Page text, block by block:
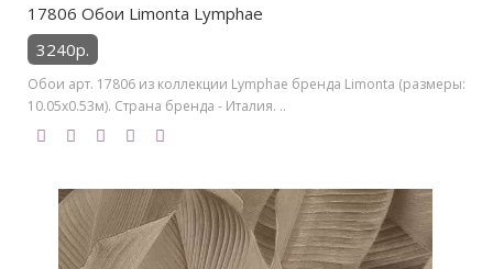
17806 Обои Limonta Lymphae
3240р.
Обои арт. 17806 из коллекции Lymphae бренда Limonta (размеры:
10.05х0.53м). Страна бренда - Италия. ..